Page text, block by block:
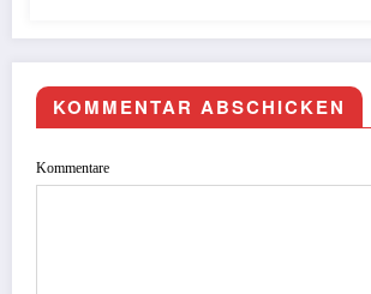
KOMMENTAR ABSCHICKEN
Kommentare